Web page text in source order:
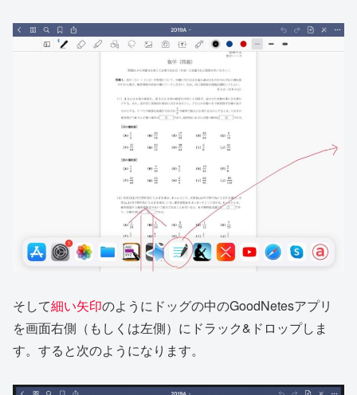
そして細い矢印のようにドッグの中のGoodNetesアプリ
を画面右側（もしくは左側）にドラック&ドロップしま
す。すると次のようになります。